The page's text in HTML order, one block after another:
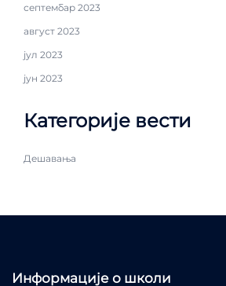
септембар 2023
август 2023
јул 2023
јун 2023
Категорије вести
Дешавања
Информације о школи